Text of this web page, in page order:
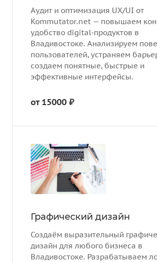
Аудит и оптимизация UX/UI от
Kommutator.net — повышаем
удобство digital‑продуктов в
Владивостоке. Анализируем
пользователей, устраняем
создаем понятные, быстрые и
эффективные интерфейсы.
от 15000 ₽
Графический дизайн
Создаём выразительный
дизайн для любого бизнеса в
Владивостоке. Разрабатываем